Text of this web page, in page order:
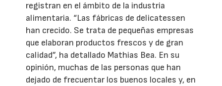
registran en el ámbito de la industria
alimentaria. “Las fábricas de delicatessen
han crecido. Se trata de pequeñas empresas
que elaboran productos frescos y de gran
calidad”, ha detallado Mathias Bea. En su
opinión, muchas de las personas que han
dejado de frecuentar los buenos locales y, en